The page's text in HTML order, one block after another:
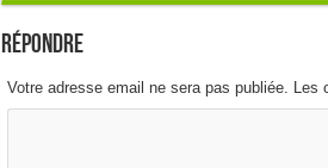
Répondre
Votre adresse email ne sera pas publiée.